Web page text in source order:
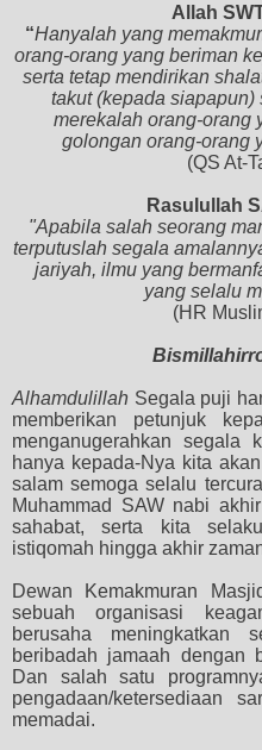
Allah
“Hanyalah yang
orang-orang yang beriman
serta tetap mendirikan
takut (kepada
merekalah orang-orang
golongan orang-orang
(QS At-
Rasulullah
"Apabila salah seorang
terputuslah segala
jariyah, ilmu yang
yang selalu
(HR
Alhamdulillah Segala puji
memberikan petunjuk
menganugerahkan segala
hanya kepada-Nya kita
salam semoga selalu
Muhammad SAWnabi akhir
sahabat, serta kita
istiqomah hingga akhir
Dewan Kemakmuran
sebuah organisasi
berusaha meningkatkan
beribadah jamaah dengan
Dan salah satu
pengadaan/ketersediaan
memadai.